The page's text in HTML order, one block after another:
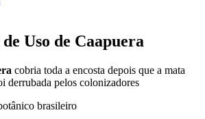
Uso de Caapuera
cobria toda a encosta depois que a mata
derrubada pelos colonizadores
brasileiro